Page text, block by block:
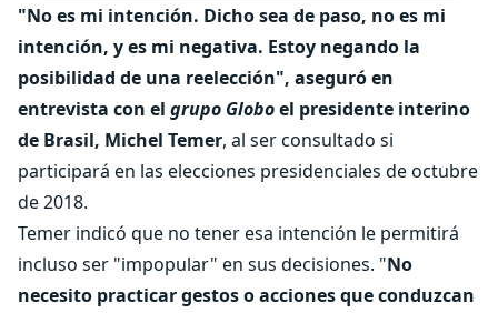
"No es mi intención. Dicho sea de paso, no es mi
intención, y es mi negativa. Estoy negando la
posibilidad de una reelección", aseguró en
entrevista con el grupo Globoel presidente interino
de Brasil, Michel Temer, al ser consultado si
participará en las elecciones presidenciales de octubre
de 2018.
Temer indicó que no tener esa intención le permitirá
incluso ser "impopular" en sus decisiones. "No
necesito practicar gestos o acciones que conduzcan